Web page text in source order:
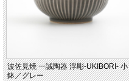
波佐見焼 一誠陶器 浮彫-UKIBORI- 小
鉢／グレー